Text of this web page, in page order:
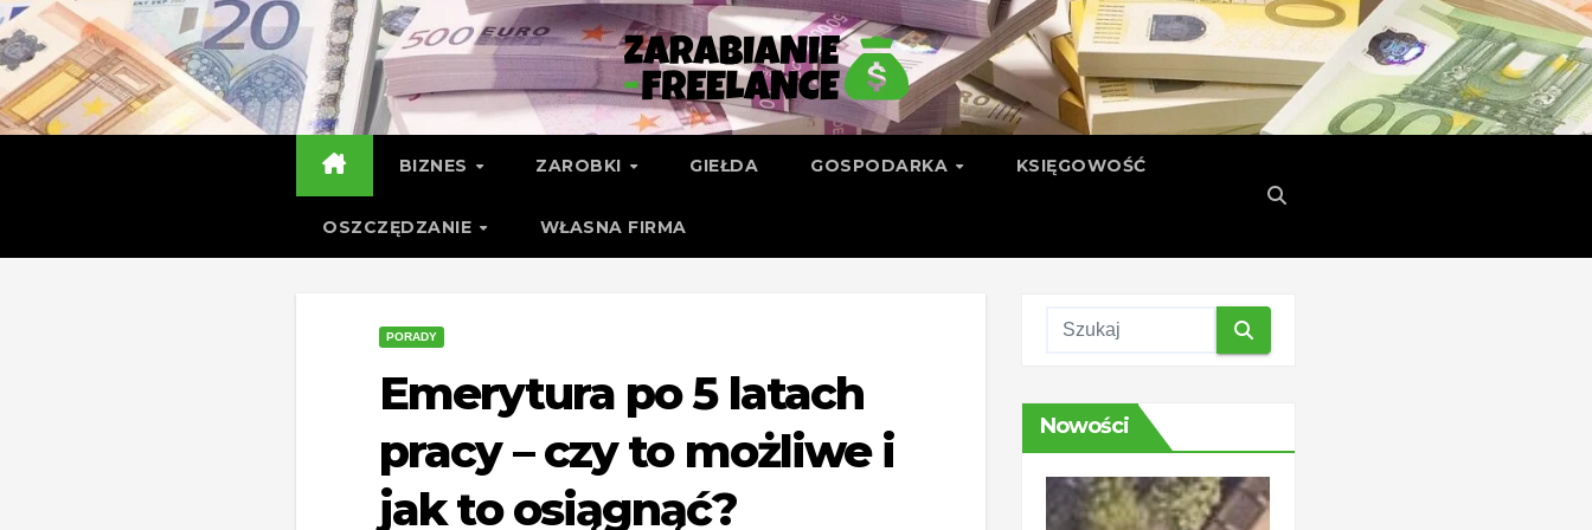
Skip
to
content
BIZNES ZAROBKI GIEŁDA GOSPODARKA KSIĘGOWOŚĆ
OSZCZĘDZANIE WŁASNA FIRMA
PORADY
Emerytura po 5 latach
pracy – czy to możliwe i
jak to osiągnąć?
Nowości